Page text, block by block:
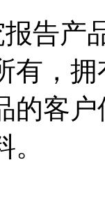
告产
有，
的客